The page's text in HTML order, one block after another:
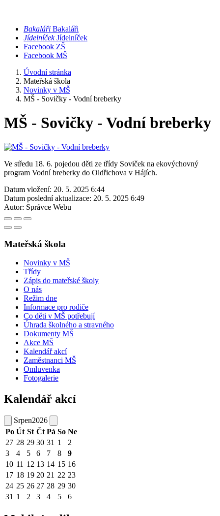
Bakaláři Bakaláři
Jídelníček Jídelníček
Facebook ZŠ
Facebook MŠ
Úvodní stránka
Mateřská škola
Novinky v MŠ
MŠ - Sovičky - Vodní breberky
MŠ - Sovičky - Vodní breberky
Ve středu 18. 6. pojedou děti ze třídy Soviček na ekovýchovný
program Vodní breberky do Oldřichova v Hájích.
Datum vložení: 20. 5. 2025 6:44
Datum poslední aktualizace: 20. 5. 2025 6:49
Autor: Správce Webu
Mateřská škola
Novinky v MŠ
Třídy
Zápis do mateřské školy
O nás
Režim dne
Informace pro rodiče
Co děti v MŠ potřebují
Úhrada školného a stravného
Dokumenty MŠ
Akce MŠ
Kalendář akcí
Zaměstnanci MŠ
Omluvenka
Fotogalerie
Kalendář akcí
Srpen2026
Po Út St Čt Pá So Ne
27 28 29 30 31 1
2
3
4 5 6 7 8
9
10 11 12 13 14 15 16
17 18 19 20 21 22 23
24 25 26 27 28 29 30
31 1 2 3 4 5 6